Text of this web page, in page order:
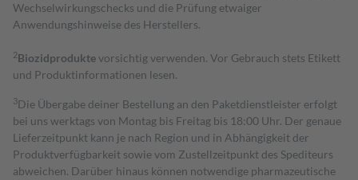
Wechselwirkungschecks und die Prüfung etwaiger
Anwendungshinweise des Herstellers.
2Biozidproduktevorsichtig verwenden. Vor Gebrauch stets Etikett
und Produktinformationen lesen.
3Die Übergabe deiner Bestellung an den Paketdienstleister erfolgt
bei uns werktags von Montag bis Freitag bis 18:00 Uhr. Der genaue
Lieferzeitpunkt kann je nach Region und in Abhängigkeit der
Produktverfügbarkeit sowie vom Zustellzeitpunkt des Spediteurs
abweichen. Darüber hinaus können notwendige pharmazeutische